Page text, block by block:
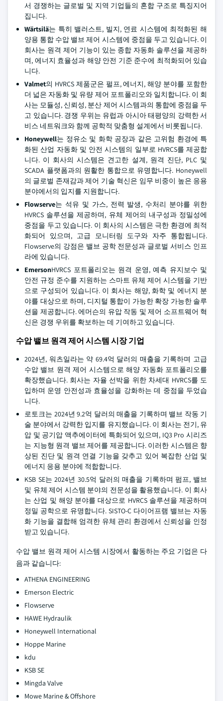
서 경쟁하는 글로벌 및 지역 기업들의 혼합 구조로 특징지어
집니다.
Wärtsilä는 특히 밸러스트, 빌지, 연료 시스템에 최적화된 해
양용 통합 수압 밸브 제어 시스템에 중점을 두고 있습니다. 이
회사는 원격 제어 기능이 있는 종합 자동화 솔루션을 제공하
며, 에너지 효율성과 해양 안전 기준 준수에 최적화되어 있습
니다.
Valmet의 HVRCS 제품군은 펄프, 에너지, 해양 분야를 포함한
더 넓은 자동화 및 유량 제어 포트폴리오와 일치합니다. 이 회
사는 모듈성, 신뢰성, 분산 제어 시스템과의 통합에 중점을 두
고 있습니다. 경쟁 우위는 유럽과 아시아 태평양의 강력한 서
비스 네트워크와 함께 공학적 맞춤형 설계에서 비롯됩니다.
Honeywell는 정유소 및 화학 공장과 같은 고위험 환경에 특
화된 산업 자동화 및 안전 시스템의 일부로 HVRCS를 제공합
니다. 이 회사의 시스템은 견고한 설계, 원격 진단, PLC 및
SCADA 플랫폼과의 원활한 통합으로 유명합니다. Honeywell
의 글로벌 존재감과 제어 기술 혁신은 임무 비중이 높은 응용
분야에서의 입지를 지원합니다.
Flowserve는 석유 및 가스, 전력 발생, 수처리 분야를 위한
HVRCS 솔루션을 제공하며, 유체 제어의 내구성과 정밀성에
중점을 두고 있습니다. 이 회사의 시스템은 극한 환경에 최적
화되어 있으며, 고급 모니터링 도구와 자주 통합됩니다.
Flowserve의 강점은 밸브 공학 전문성과 글로벌 서비스 인프
라에 있습니다.
EmersonHVRCS 포트폴리오는 원격 운영, 예측 유지보수 및
안전 규정 준수를 지원하는 스마트 유체 제어 시스템을 기반
으로 구성되어 있습니다. 이 회사는 해양, 화학 및 에너지 분
야를 대상으로 하며, 디지털 통합이 가능한 확장 가능한 솔루
션을 제공합니다. 에머슨의 유압 작동 및 제어 소프트웨어 혁
신은 경쟁 우위를 확보하는 데 기여하고 있습니다.
수압 밸브 원격 제어 시스템 시장 기업
2024년, 워츠일라는 약 69.4억 달러의 매출을 기록하며 고급
수압 밸브 원격 제어 시스템으로 해양 자동화 포트폴리오를
확장했습니다. 회사는 자율 선박을 위한 차세대 HVRCS를 도
입하며 운영 안전성과 효율성을 강화하는 데 중점을 두었습
니다.
로토크는 2024년 9.2억 달러의 매출을 기록하며 밸브 작동 기
술 분야에서 강력한 입지를 유지했습니다. 이 회사는 전기, 유
압 및 공기압 액추에이터에 특화되어 있으며, IQ3 Pro 시리즈
는 지능형 원격 밸브 제어를 제공합니다. 이러한 시스템은 향
상된 진단 및 원격 연결 기능을 갖추고 있어 복잡한 산업 및
에너지 응용 분야에 적합합니다.
KSB SE는 2024년 30.5억 달러의 매출을 기록하며 펌프, 밸브
및 유체 제어 시스템 분야의 전문성을 활용했습니다. 이 회사
는 산업 및 해양 분야를 대상으로 HVRCS 솔루션을 제공하며
정밀 공학으로 유명합니다. SISTO-C 다이어프램 밸브는 자동
화 기능을 결합해 엄격한 유체 관리 환경에서 신뢰성을 인정
받고 있습니다.
수압 밸브 원격 제어 시스템 시장에서 활동하는 주요 기업은 다
음과 같습니다:
ATHENA ENGINEERING
Emerson Electric
Flowserve
HAWE Hydraulik
Honeywell International
Hoppe Marine
kdu
KSB SE
Mingda Valve
Mowe Marine & Offshore